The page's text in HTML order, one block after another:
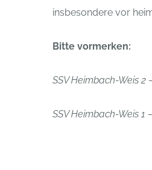
insbesondere vor
Bitte vormerken:
SSV Heimbach-Weis
SSV Heimbach-Weis 1